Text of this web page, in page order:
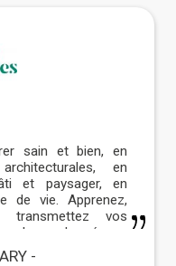
sain et bien, en
en
et paysager, en
de vie. Apprenez,
transmettez vos
du réseau